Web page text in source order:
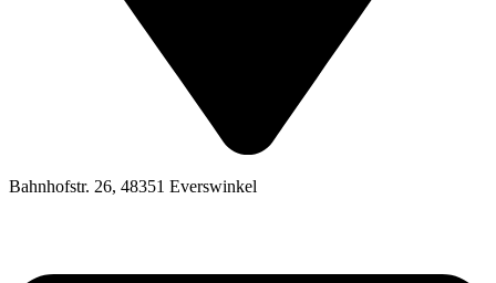
Bahnhofstr. 26, 48351 Everswinkel